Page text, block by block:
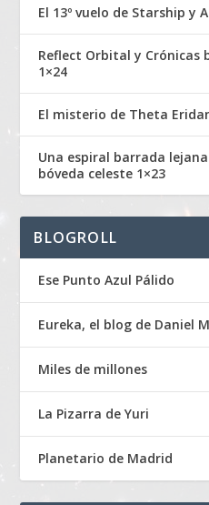
El 13º vuelo de Starship y
Reflect Orbital y Crónicas
1×24
El misterio de Theta
Una espiral barrada
bóveda celeste 1×23
BLOGROLL
Ese Punto Azul Pálido
Eureka, el blog de Daniel
Miles de millones
La Pizarra de Yuri
Planetario de Madrid